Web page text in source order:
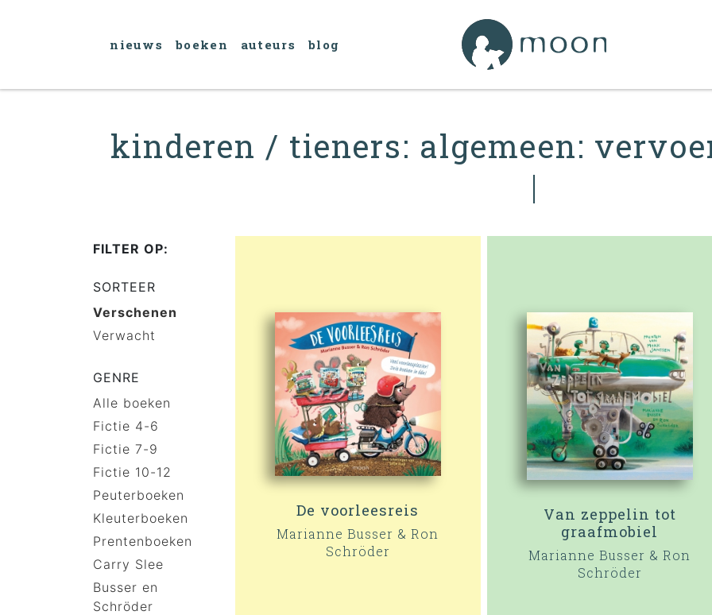
nieuws boeken auteurs blog
kinderen / tieners: algemeen:
FILTER OP:
SORTEER
Verschenen
Verwacht
GENRE
Alle boeken
Fictie 4-6
Fictie 7-9
Fictie 10-12
Peuterboeken
Kleuterboeken
Prentenboeken
Carry Slee
Busser en
Schröder
De voorleesreis
Marianne Busser & Ron
Schröder
Van zeppelin tot
graafmobiel
Marianne Busser & Ron
Schröder